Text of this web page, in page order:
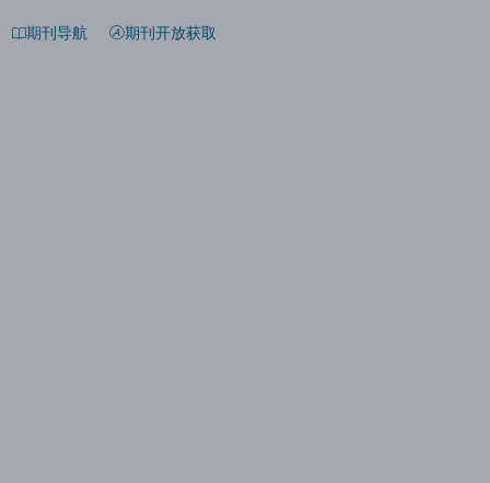
期刊导航 期刊开放获取